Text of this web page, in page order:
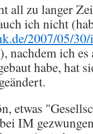
all zu langer
ich nicht
2007/05/
), nachdem ich
habe, hat
etwas
IM